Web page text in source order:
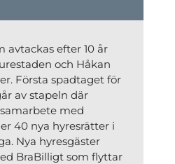
avtackas efter 10 år
och Håkan
Första spadtaget för
av stapeln där
med
40 nya hyresrätter i
Nya hyresgäster
BraBilligt som flyttar